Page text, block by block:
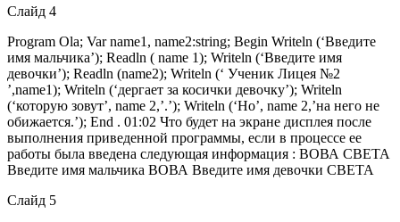
Слайд 4
Program Ola; Var name1, name2:string; Begin Writeln (‘Введите
имя мальчика’); Readln ( name 1); Writeln (‘Введите имя
девочки’); Readln (name2); Writeln (‘ Ученик Лицея №2
’,name1); Writeln (‘дергает за косички девочку’); Writeln
(‘которую зовут’, name 2,’.’); Writeln (‘Но’, name 2,’на него не
обижается.’); End . 01:02 Что будет на экране дисплея после
выполнения приведенной программы, если в процессе ее
работы была введена следующая информация : ВОВА СВЕТА
Введите имя мальчика ВОВА Введите имя девочки СВЕТА
Слайд 5